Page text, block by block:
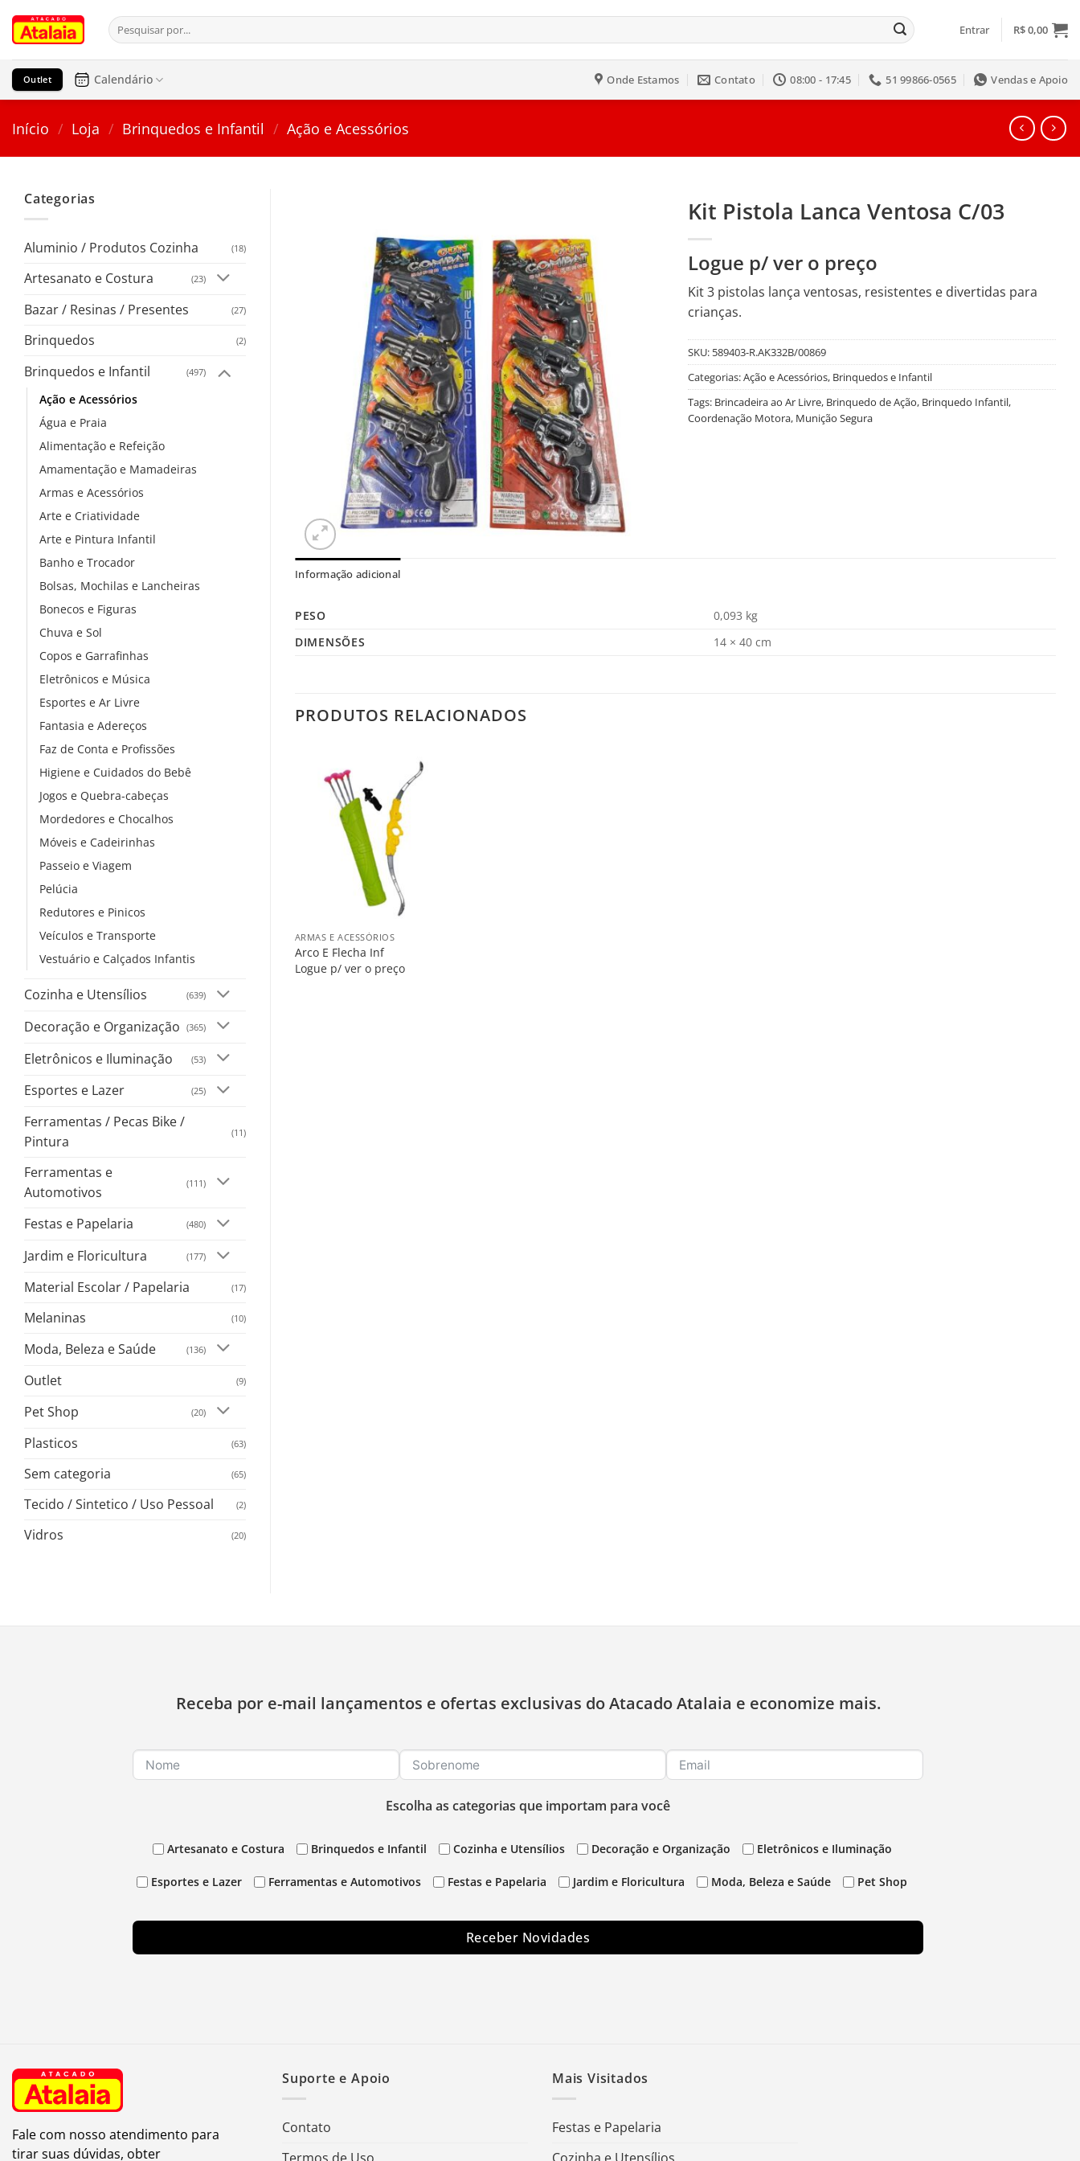
para
conteúdo
Pesquisar
por:
Entrar R$0,00
Outlet Calendário Onde Estamos Contato 08:00 - 17:45 51 99866-0565 Vendas e Apoio
Início / Loja / Brinquedos e Infantil / Ação e Acessórios
Categorias
Aluminio / Produtos Cozinha (18)
Artesanato e Costura (23)
Bazar / Resinas / Presentes (27)
Brinquedos (2)
Brinquedos e Infantil (497)
Ação e Acessórios
Água e Praia
Alimentação e Refeição
Amamentação e Mamadeiras
Armas e Acessórios
Arte e Criatividade
Arte e Pintura Infantil
Banho e Trocador
Bolsas, Mochilas e Lancheiras
Bonecos e Figuras
Chuva e Sol
Copos e Garrafinhas
Eletrônicos e Música
Esportes e Ar Livre
Fantasia e Adereços
Faz de Conta e Profissões
Higiene e Cuidados do Bebê
Jogos e Quebra-cabeças
Mordedores e Chocalhos
Móveis e Cadeirinhas
Passeio e Viagem
Pelúcia
Redutores e Pinicos
Veículos e Transporte
Vestuário e Calçados Infantis
Cozinha e Utensílios (639)
Decoração e Organização (365)
Eletrônicos e Iluminação (53)
Esportes e Lazer (25)
Ferramentas / Pecas Bike /
Pintura
(11)
Ferramentas e
Automotivos
(111)
Festas e Papelaria (480)
Jardim e Floricultura (177)
Material Escolar / Papelaria (17)
Melaninas (10)
Moda, Beleza e Saúde (136)
Outlet (9)
Pet Shop (20)
Plasticos (63)
Sem categoria (65)
Tecido / Sintetico / Uso Pessoal (2)
Vidros (20)
Kit Pistola Lanca Ventosa C/03
Logue p/ ver o preço
Kit 3 pistolas lança ventosas, resistentes e divertidas para
crianças.
SKU: 589403-R.AK332B/00869
Categorias:Ação e Acessórios, Brinquedos e Infantil
Tags: Brincadeira ao Ar Livre, Brinquedo de Ação, Brinquedo Infantil,
Coordenação Motora, Munição Segura
Informação adicional
PESO
0,093 kg
DIMENSÕES
14 × 40 cm
PRODUTOS RELACIONADOS
ARMAS E ACESSÓRIOS
Arco E Flecha Inf
Logue p/ ver o preço
Receba por e-mail lançamentos e ofertas exclusivas do Atacado Atalaia e economize mais.
Escolha as categorias que importam para você
Artesanato e Costura Brinquedos e Infantil Cozinha e Utensílios Decoração e Organização Eletrônicos e Iluminação
Esportes e Lazer Ferramentas e Automotivos Festas e Papelaria Jardim e Floricultura Moda, Beleza e Saúde Pet Shop
Receber Novidades
Fale com nosso atendimento para
tirar suas dúvidas, obter
Suporte e Apoio
Contato
Mais Visitados
Festas e Papelaria